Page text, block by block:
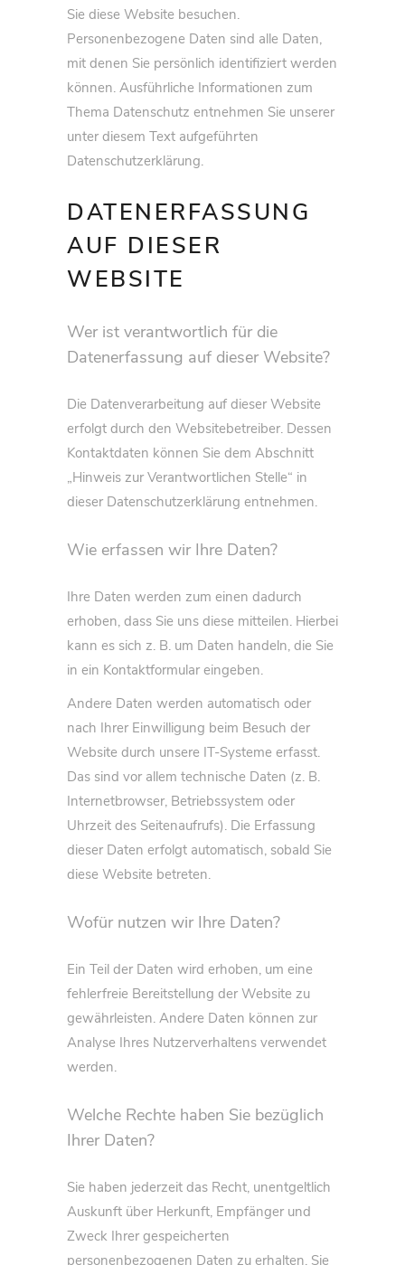
Sie diese Website besuchen.
Personenbezogene Daten sind alle Daten,
mit denen Sie persönlich identifiziert werden
können. Ausführliche Informationen zum
Thema Datenschutz entnehmen Sie unserer
unter diesem Text aufgeführten
Datenschutzerklärung.
DATENERFASSUNG
AUF DIESER
WEBSITE
Wer ist verantwortlich für die
Datenerfassung auf dieser Website?
Die Datenverarbeitung auf dieser Website
erfolgt durch den Websitebetreiber. Dessen
Kontaktdaten können Sie dem Abschnitt
„Hinweis zur Verantwortlichen Stelle“ in
dieser Datenschutzerklärung entnehmen.
Wie erfassen wir Ihre Daten?
Ihre Daten werden zum einen dadurch
erhoben, dass Sie uns diese mitteilen. Hierbei
kann es sich z. B. um Daten handeln, die Sie
in ein Kontaktformular eingeben.
Andere Daten werden automatisch oder
nach Ihrer Einwilligung beim Besuch der
Website durch unsere IT-Systeme erfasst.
Das sind vor allem technische Daten (z. B.
Internetbrowser, Betriebssystem oder
Uhrzeit des Seitenaufrufs). Die Erfassung
dieser Daten erfolgt automatisch, sobald Sie
diese Website betreten.
Wofür nutzen wir Ihre Daten?
Ein Teil der Daten wird erhoben, um eine
fehlerfreie Bereitstellung der Website zu
gewährleisten. Andere Daten können zur
Analyse Ihres Nutzerverhaltens verwendet
werden.
Welche Rechte haben Sie bezüglich
Ihrer Daten?
Sie haben jederzeit das Recht, unentgeltlich
Auskunft über Herkunft, Empfänger und
Zweck Ihrer gespeicherten
personenbezogenen Daten zu erhalten. Sie